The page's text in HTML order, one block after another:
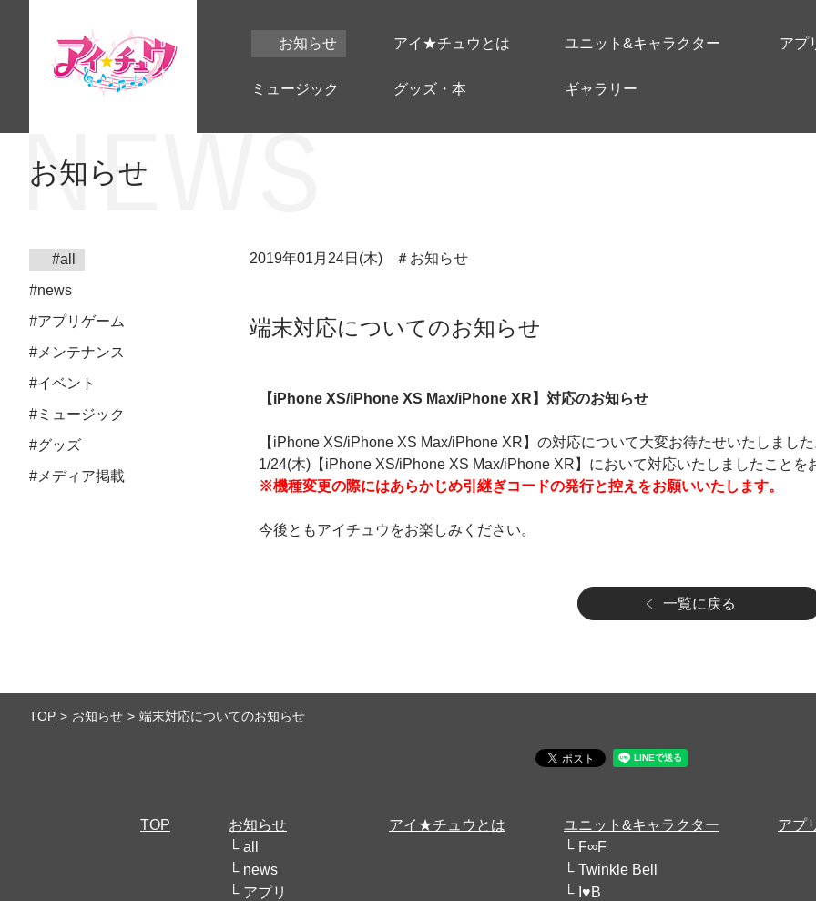
お知らせ アイ★チュウとは ユニット&キャラクター アプ
ミュージック グッズ・本 ギャラリー
お知らせ
#all
#news
#アプリゲーム
#メンテナンス
#イベント
#ミュージック
#グッズ
#メディア掲載
2019年01月24日(木) ＃お知らせ
端末対応についてのお知らせ
【iPhone XS/iPhone XS Max/iPhone XR】対応のお知らせ
【iPhone XS/iPhone XS Max/iPhone XR】の対応について大変お待たせいたしました
1/24(木)【iPhone XS/iPhone XS Max/iPhone XR】において対応いたしましたことを
※機種変更の際にはあらかじめ引継ぎコードの発行と控えをお願いいたします。
今後ともアイチュウをお楽しみください。
一覧に戻る
TOP お知らせ 端末対応についてのお知らせ
TOP
お知らせ
all
news
アプリ
アイ★チュウとは
ユニット&キャラクター
F∞F
Twinkle Bell
I♥B
アプ